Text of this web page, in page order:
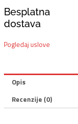
Besplatna
dostava
Pogledaj uslove
Opis
Recenzije (0)